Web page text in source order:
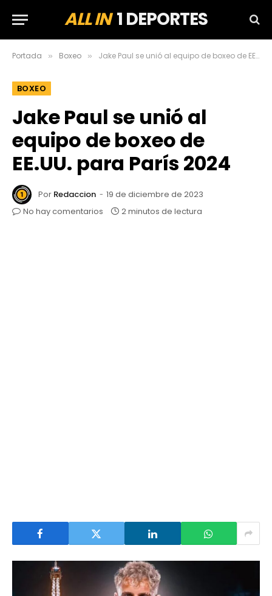
ALL IN1 DEPORTES
Portada » Boxeo » Jake Paul se unió al equipo de boxeo de EE.UU. para París 2024
BOXEO
Jake Paul se unió al
equipo de boxeo de
EE.UU. para París 2024
Por Redaccion
19 de diciembre de 2023
No hay comentarios
2 minutos de lectura